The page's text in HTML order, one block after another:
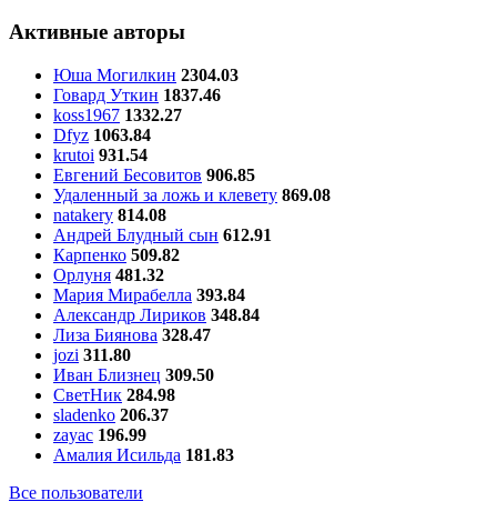
Активные авторы
Юша Могилкин 2304.03
Говард Уткин 1837.46
koss1967 1332.27
Dfyz 1063.84
krutoi 931.54
Евгений Бесовитов 906.85
Удаленный за ложь и клевету 869.08
natakery 814.08
Андрей Блудный сын 612.91
Карпенко 509.82
Орлуня 481.32
Мария Мирабелла 393.84
Александр Лириков 348.84
Лиза Биянова 328.47
jozi 311.80
Иван Близнец 309.50
СветНик 284.98
sladenko 206.37
zayac 196.99
Амалия Исильда 181.83
Все пользователи